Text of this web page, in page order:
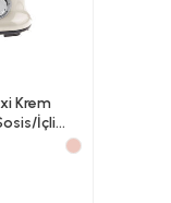
Krem
İçli
1300W